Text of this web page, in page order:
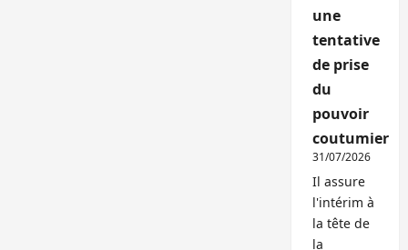
une
tentative
de prise
du
pouvoir
coutumier
31/07/2026
Il assure
l'intérim à
la tête de
la